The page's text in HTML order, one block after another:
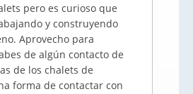
pero es curioso que
y construyendo
Aprovecho para
de algún contacto de
de los chalets de
forma de contactar con